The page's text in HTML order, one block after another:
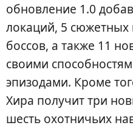
обновление 1.0
локаций, 5
боссов, а также 11
своими
эпизодами. Кроме
Хира получит три
шесть охотничьих